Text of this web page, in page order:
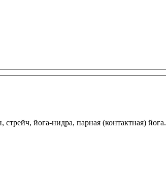
йога-нидра, парная (контактная) йога.